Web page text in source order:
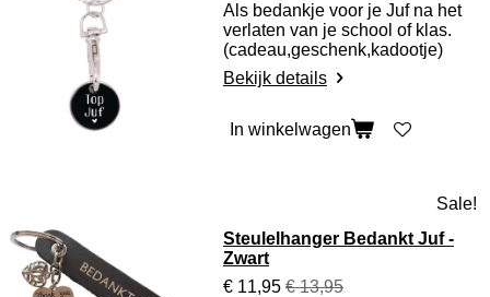
Als bedankje voor je Juf na het
verlaten van je school of klas.
(cadeau,geschenk,kadootje)
Bekijk details
In winkelwagen
Sale!
Steulelhanger Bedankt Juf -
Zwart
€ 11,95 € 13,95